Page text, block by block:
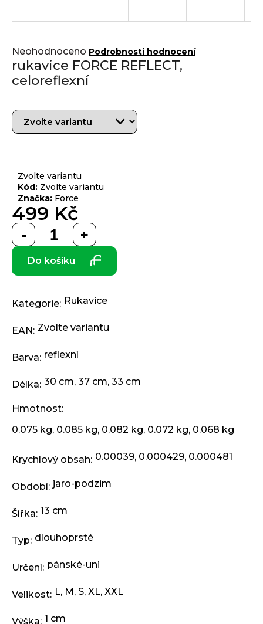
Průměrné
hodnocení
produktu
je
hvězdiček.
Neohodnoceno Podrobnosti hodnocení
rukavice FORCE REFLECT,
celoreflexní
Zvolte variantu
Kód: Zvolte variantu
Značka: Force
499 Kč
Měrná
cena:
Do košíku
Kategorie: Rukavice
EAN: Zvolte variantu
Barva: reflexní
Délka: 30 cm, 37 cm, 33 cm
Hmotnost:
0.075 kg, 0.085 kg, 0.082 kg, 0.072 kg, 0.068 kg
Krychlový obsah: 0.00039, 0.000429, 0.000481
Období: jaro-podzim
Šířka: 13 cm
Typ: dlouhoprsté
Určení: pánské-uni
Velikost: L, M, S, XL, XXL
Výška: 1 cm
í
?
HLEDAT
o
p
o
r
u
č
u
e
e
XT
12X1,
BEZ
165
3
Kč